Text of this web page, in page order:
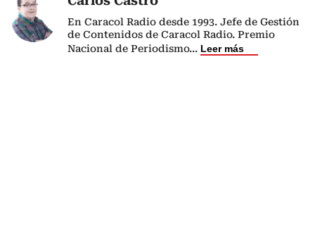
En Caracol Radio desde 1993. Jefe de Gestión
de Contenidos de Caracol Radio. Premio
Nacional de Periodismo... Leer más